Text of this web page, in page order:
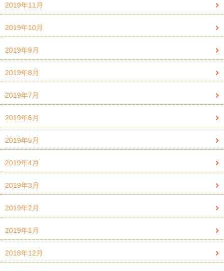
2019年11月
2019年10月
2019年9月
2019年8月
2019年7月
2019年6月
2019年5月
2019年4月
2019年3月
2019年2月
2019年1月
2018年12月